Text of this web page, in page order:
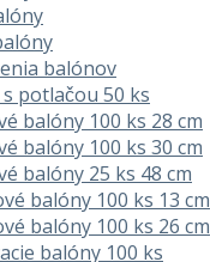
balónov
potlačou 50 ks
balóny 100 ks 28 cm
balóny 100 ks 30 cm
balóny 25 ks 48 cm
balóny 100 ks 13 cm
balóny 100 ks 26 cm
balóny 100 ks